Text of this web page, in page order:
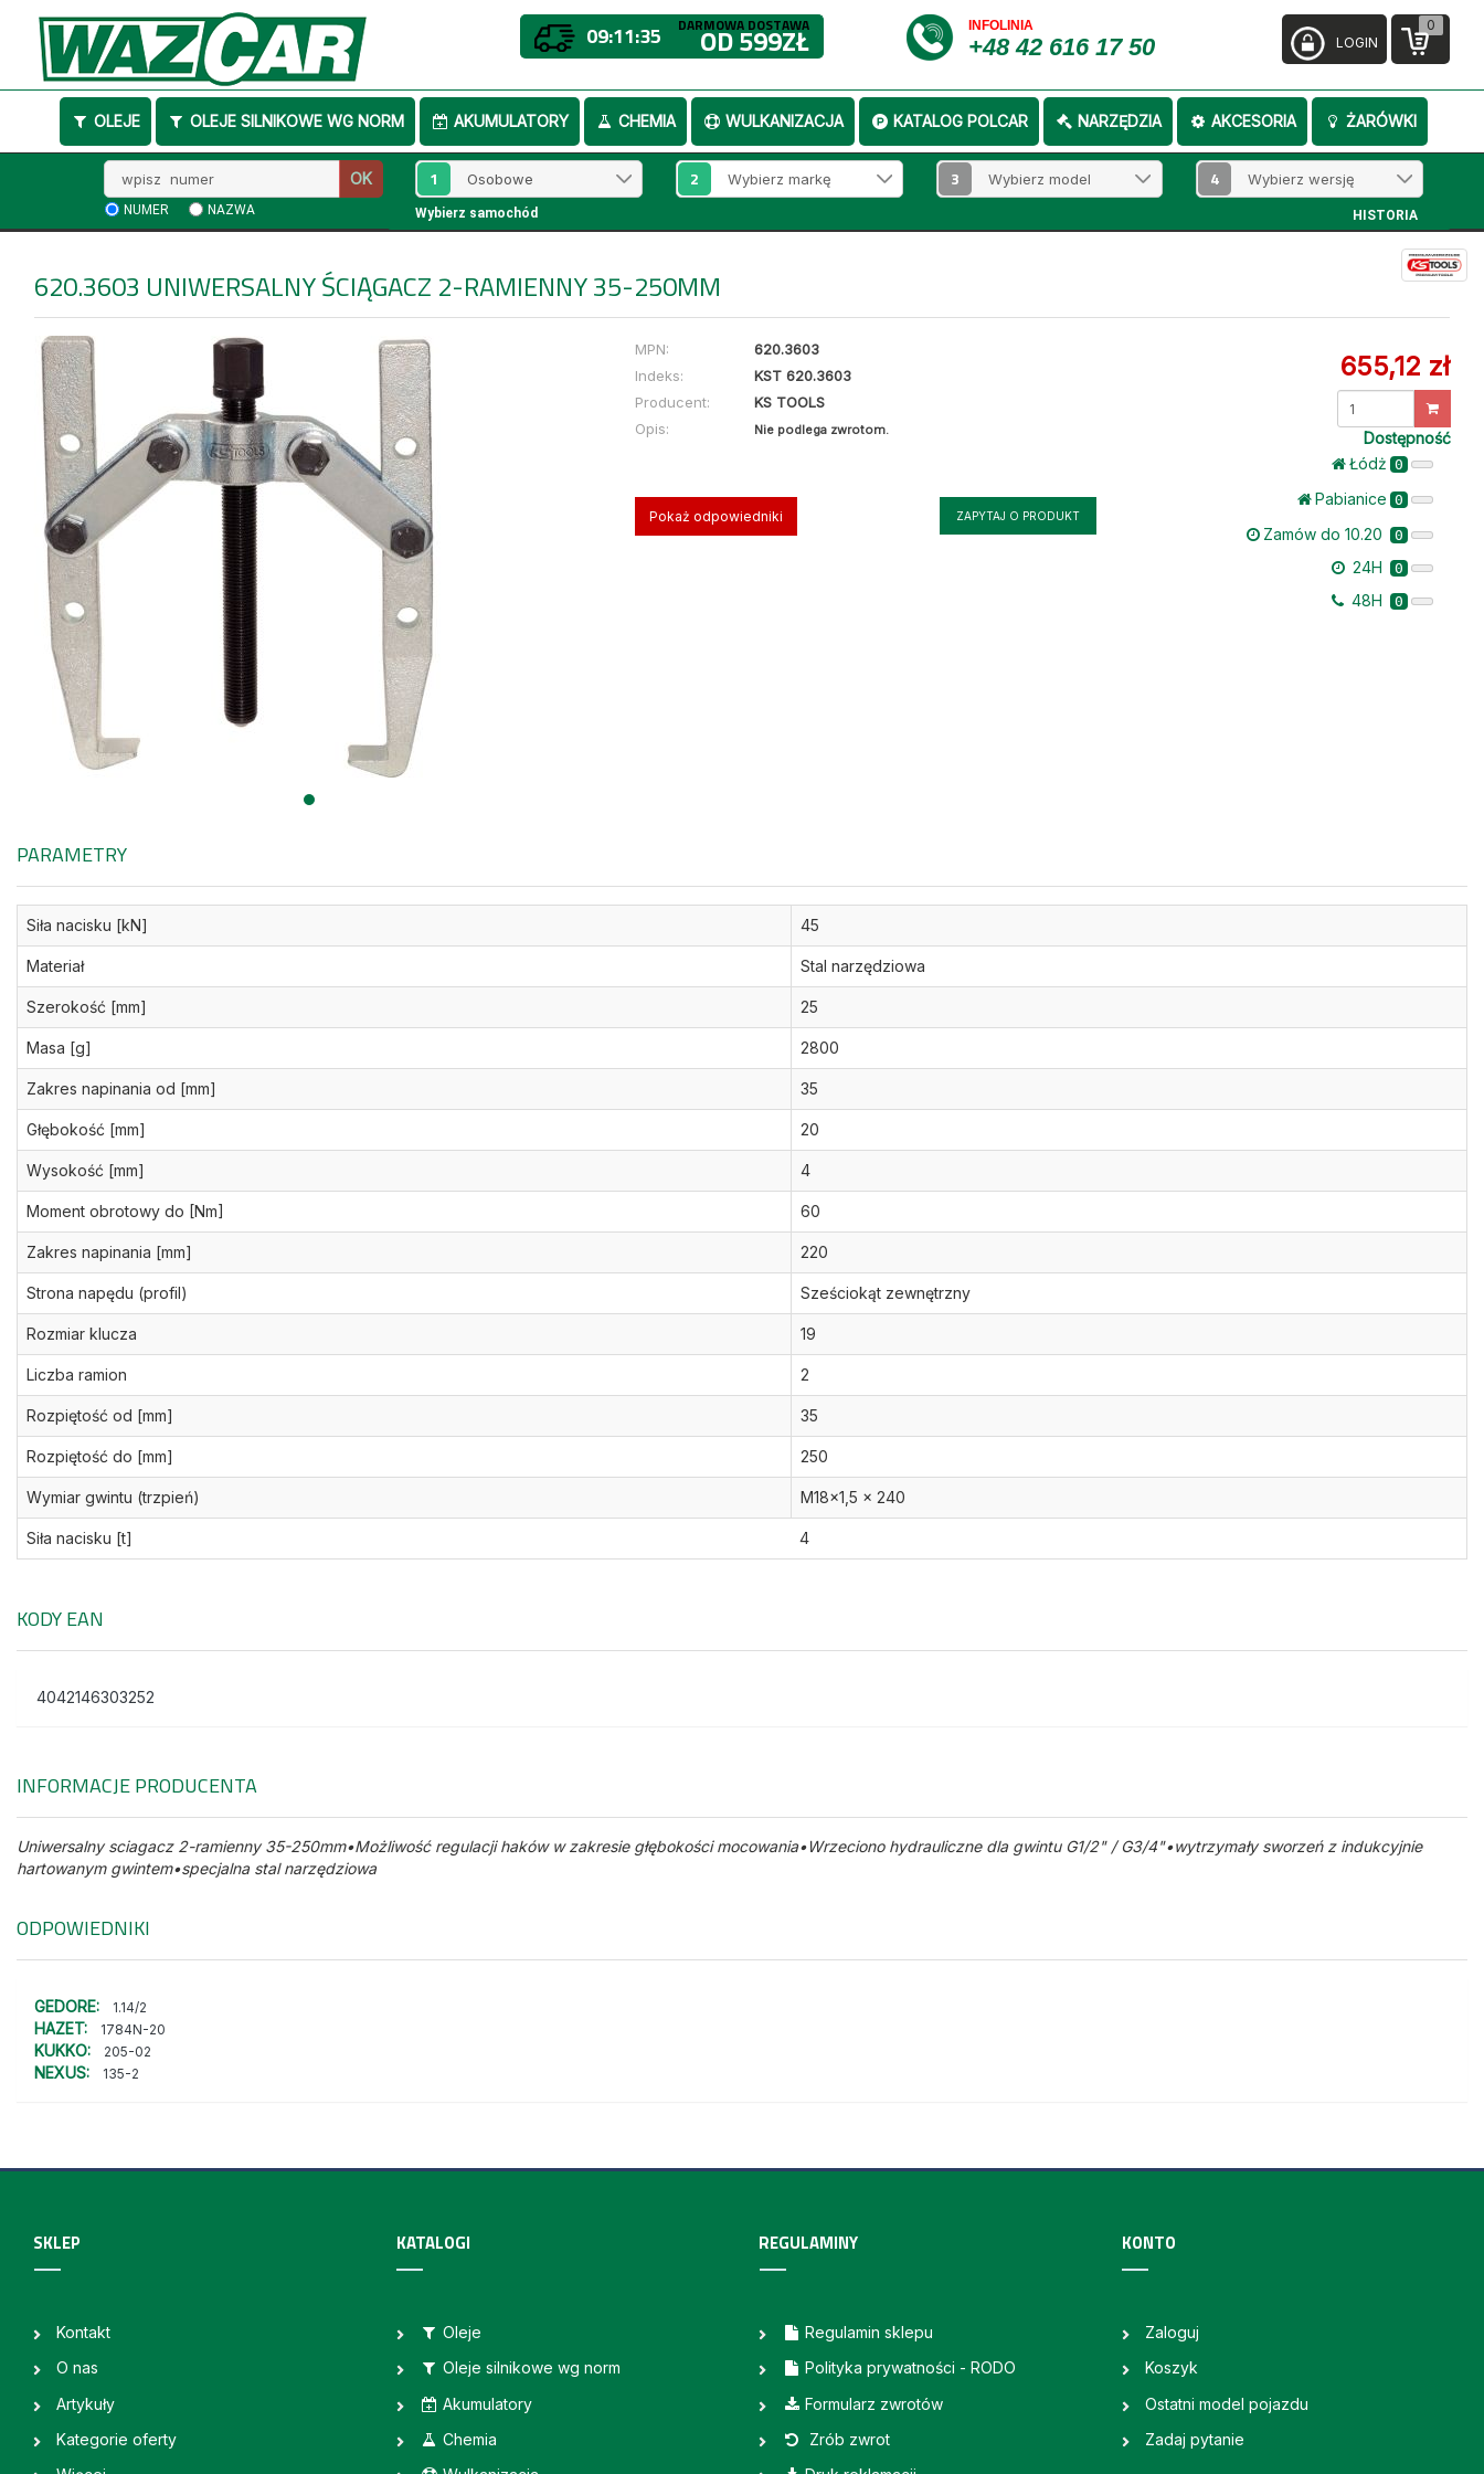
09:11:35 DARMOWA DOSTAWA
OD 599ZŁ INFOLINIA
+48 42 616 17 50
OLEJE OLEJE SILNIKOWE WG NORM AKUMULATORY CHEMIA WULKANIZACJA KATALOG POLCAR NARZĘDZIA AKCESORIA ŻARÓWKI
0
LOGIN
numer
OK
NUMER NAZWA
1 2 3 4
Wybierz samochód HISTORIA
620.3603 UNIWERSALNY ŚCIĄGACZ 2-RAMIENNY 35-250MM
MPN:
620.3603
Indeks:
KST 620.3603
Producent:
KS TOOLS
Opis:
Nie podlega zwrotom.
Pokaż odpowiedniki ZAPYTAJ O PRODUKT
655,12 zł
Dostępność
Łódż 0
Pabianice 0
Zamów do 10.20 0
24H 0
48H 0
PARAMETRY
Siła nacisku [kN] 45
Materiał Stal narzędziowa
Szerokość [mm] 25
Masa [g] 2800
Zakres napinania od [mm] 35
Głębokość [mm] 20
Wysokość [mm] 4
Moment obrotowy do [Nm] 60
Zakres napinania [mm] 220
Strona napędu (profil) Sześciokąt zewnętrzny
Rozmiar klucza 19
Liczba ramion 2
Rozpiętość od [mm] 35
Rozpiętość do [mm] 250
Wymiar gwintu (trzpień) M18x1,5 x 240
Siła nacisku [t] 4
KODY EAN
4042146303252
INFORMACJE PRODUCENTA
Uniwersalny sciagacz 2-ramienny 35-250mm•Możliwość regulacji haków w zakresie głębokości mocowania•Wrzeciono hydrauliczne dla gwintu G1/2" / G3/4"•wytrzymały sworzeń z indukcyjnie
hartowanym gwintem•specjalna stal narzędziowa
ODPOWIEDNIKI
GEDORE: 1.14/2
HAZET: 1784N-20
KUKKO: 205-02
NEXUS: 135-2
SKLEP
Kontakt
O nas
Artykuły
Kategorie oferty
KATALOGI
Oleje
Oleje silnikowe wg norm
Akumulatory
Chemia
REGULAMINY
Regulamin sklepu
Polityka prywatności - RODO
Formularz zwrotów
Zrób zwrot
KONTO
Zaloguj
Koszyk
Ostatni model pojazdu
Zadaj pytanie